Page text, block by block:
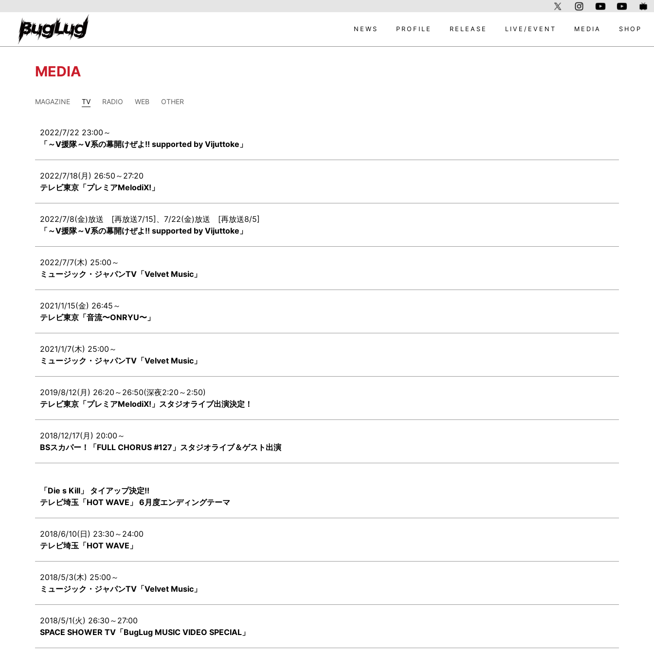
NEWS PROFILE RELEASE LIVE/EVENT MEDIA SHOP
MEDIA
MAGAZINE TV RADIO WEB OTHER
2022/7/22 23:00～
「～V援隊～V系の幕開けぜよ!! supported by Vijuttoke」
2022/7/18(月) 26:50～27:20
テレビ東京「プレミアMelodiX!」
2022/7/8(金)放送 [再放送7/15]、7/22(金)放送 [再放送8/5]
「～V援隊～V系の幕開けぜよ!! supported by Vijuttoke」
2022/7/7(木) 25:00～
ミュージック・ジャパンTV「Velvet Music」
2021/1/15(金) 26:45～
テレビ東京「音流〜ONRYU〜」
2021/1/7(木) 25:00～
ミュージック・ジャパンTV「Velvet Music」
2019/8/12(月) 26:20～26:50(深夜2:20～2:50)
テレビ東京「プレミアMelodiX!」スタジオライブ出演決定！
2018/12/17(月) 20:00～
BSスカパー！「FULL CHORUS #127」スタジオライブ＆ゲスト出演
「Die s Kill」 タイアップ決定!!
テレビ埼玉「HOT WAVE」 6月度エンディングテーマ
2018/6/10(日) 23:30～24:00
テレビ埼玉「HOT WAVE」
2018/5/3(木) 25:00～
ミュージック・ジャパンTV「Velvet Music」
2018/5/1(火) 26:30～27:00
SPACE SHOWER TV「BugLug MUSIC VIDEO SPECIAL」